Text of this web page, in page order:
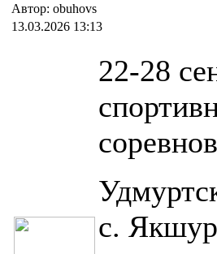
Автор: obuhovs
13.03.2026 13:13
22-28
с.